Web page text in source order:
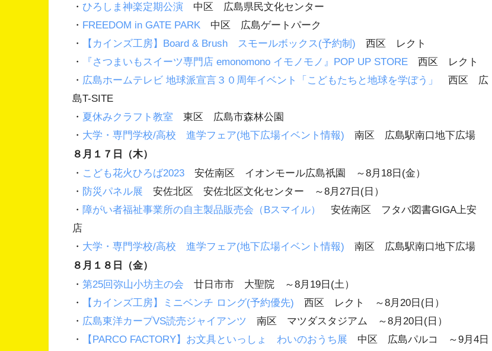
・ ひろしま神楽定期公演 中区 広島県民文化センター
・ FREEDOM in GATE PARK 中区 広島ゲートパーク
・
【カインズ工房】Board & Brush スモールボックス(予約制) 西区 レクト
・
『さつまいもスイーツ専門店 emonomono イモノモノ』POP UP STORE 西区 レクト
・ 広島ホームテレビ 地球派宣言３０周年イベント「こどもたちと地球を学ぼう」
西区 広
島T-SITE
・ 夏休みクラフト教室 東区 広島市森林公園
・ 大学・専門学校/高校 進学フェア(地下広場イベント情報) 南区 広島駅南口地下広場
８月１７日（木）
・ こども花火ひろば2023 安佐南区 イオンモール広島祇園 ～8月18日(金）
・ 防災パネル展 安佐北区 安佐北区文化センター ～8月27日(日）
・ 障がい者福祉事業所の自主製品販売会（Bスマイル）
安佐南区 フタバ図書GIGA上安
店
・ 大学・専門学校/高校 進学フェア(地下広場イベント情報) 南区 広島駅南口地下広場
８月１８日（金）
・ 第25回弥山小坊主の会 廿日市市 大聖院 ～8月19日(土）
・
【カインズ工房】ミニベンチ ロング(予約優先) 西区 レクト ～8月20日(日）
・ 広島東洋カープVS読売ジャイアンツ
南区 マツダスタジアム ～8月20日(日）
・
【PARCO FACTORY】お文具といっしょ わいのおうち展 中区 広島パルコ ～9月4日